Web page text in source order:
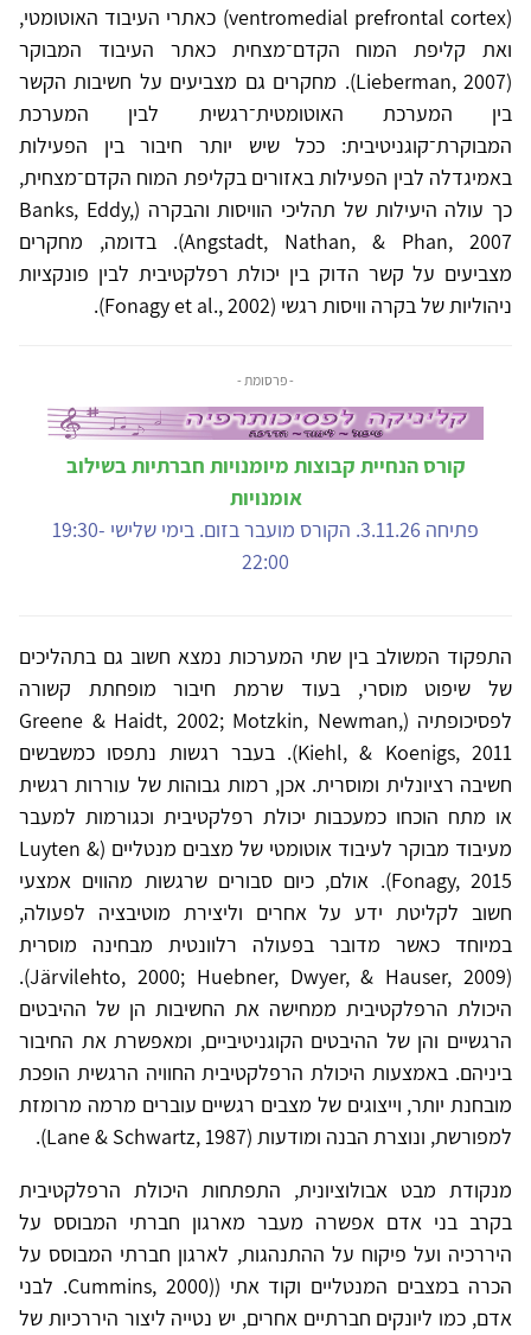
(ventromedial prefrontal cortex) כאתרי העיבוד האוטומטי,
ואת קליפת המוח הקדם־מצחית כאתר העיבוד המבוקר
(Lieberman, 2007). מחקרים גם מצביעים על חשיבות הקשר
בין המערכת האוטומטית־רגשית לבין המערכת
המבוקרת־קוגניטיבית: ככל שיש יותר חיבור בין הפעילות
באמיגדלה לבין הפעילות באזורים בקליפת המוח הקדם־מצחית,
כך עולה היעילות של תהליכי הוויסות והבקרה (Banks, Eddy,
Angstadt, Nathan, & Phan, 2007). בדומה, מחקרים
מצביעים על קשר הדוק בין יכולת רפלקטיבית לבין פונקציות
ניהוליות של בקרה וויסות רגשי (Fonagy et al., 2002).
- פרסומת -
קורס הנחיית קבוצות מיומנויות חברתיות בשילוב
אומנויות
פתיחה 3.11.26. הקורס מועבר בזום. בימי שלישי 19:30-
22:00
התפקוד המשולב בין שתי המערכות נמצא חשוב גם בתהליכים
של שיפוט מוסרי, בעוד שרמת חיבור מופחתת קשורה
לפסיכופתיה (Greene & Haidt, 2002; Motzkin, Newman,
Kiehl, & Koenigs, 2011). בעבר רגשות נתפסו כמשבשים
חשיבה רציונלית ומוסרית. אכן, רמות גבוהות של עוררות רגשית
או מתח הוכחו כמעכבות יכולת רפלקטיבית וכגורמות למעבר
מעיבוד מבוקר לעיבוד אוטומטי של מצבים מנטליים (Luyten &
Fonagy, 2015). אולם, כיום סבורים שרגשות מהווים אמצעי
חשוב לקליטת ידע על אחרים וליצירת מוטיבציה לפעולה,
במיוחד כאשר מדובר בפעולה רלוונטית מבחינה מוסרית
(Järvilehto, 2000; Huebner, Dwyer, & Hauser, 2009).
היכולת הרפלקטיבית ממחישה את החשיבות הן של ההיבטים
הרגשיים והן של ההיבטים הקוגניטיביים, ומאפשרת את החיבור
ביניהם. באמצעות היכולת הרפלקטיבית החוויה הרגשית הופכת
מובחנת יותר, וייצוגים של מצבים רגשיים עוברים מרמה מרומזת
למפורשת, ונוצרת הבנה ומודעות (Lane & Schwartz, 1987).
מנקודת מבט אבולוציונית, התפתחות היכולת הרפלקטיבית
בקרב בני אדם אפשרה מעבר מארגון חברתי המבוסס על
היררכיה ועל פיקוח על ההתנהגות, לארגון חברתי המבוסס על
הכרה במצבים המנטליים וקוד אתי ((Cummins, 2000. לבני
אדם, כמו ליונקים חברתיים אחרים, יש נטייה ליצור היררכיות של